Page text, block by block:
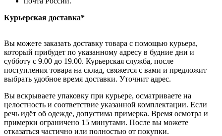
Курьерская доставка*
Вы можете заказать доставку товара с помощью курьера,
который прибудет по указанному адресу в будние дни и
субботу с 9.00 до 19.00. Курьерская служба, после
поступления товара на склад, свяжется с вами и предложит
выбрать удобное время доставки. Уточнит адрес.
Вы вскрываете упаковку при курьере, осматриваете на
целостность и соответствие указанной комплектации. Если
речь идёт об одежде, допустима примерка. Время осмотра и
примерки ограничено 15 минутами. После вы можете
отказаться частично или полностью от покупки.